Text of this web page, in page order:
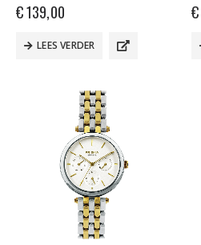
€139,00
LEES VERDER
€